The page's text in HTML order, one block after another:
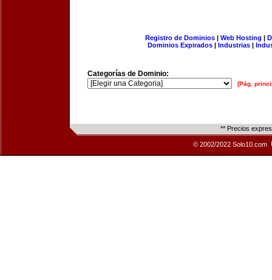
Registro de Dominios| Web Hosting |
Dominios Expirados | Industrias |
Categorías de Dominio:
[Pág.
** Precios
© 2002/2022 Solo10.com